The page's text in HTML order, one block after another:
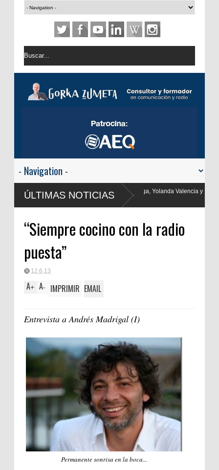
ÚLTIMAS NOTICIAS
Valencia y Frank Blanco regresan a
“Siempre cocino con la radio
puesta”
12.6.13
A+ A- IMPRIMIR EMAIL
Entrevista a Andrés Madrigal (I)
Permanente sonrisa en la boca...